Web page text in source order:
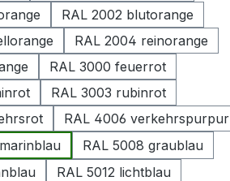
RAL 2002 blutorange
RAL 2004 reinorange
RAL 3000 feuerrot
RAL 3003 rubinrot
RAL 4006 verkehrspurpur
RAL 5008 graublau
RAL 5012 lichtblau